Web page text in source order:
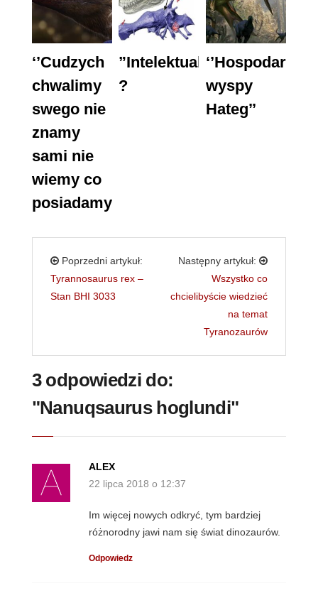
‘’Cudzych
chwalimy
swego nie
znamy
sami nie
wiemy co
posiadamy’’
”Intelektualiści”
?
‘’Hospodar
wyspy
Hateg’’
Poprzedni artykuł:
Tyrannosaurus rex –
Stan BHI 3033
Następny artykuł:
Wszystko co
chcielibyście wiedzieć
na temat
Tyranozaurów
3 odpowiedzi do:
"Nanuqsaurus hoglundi"
ALEX
22 lipca 2018 o 12:37
Im więcej nowych odkryć, tym bardziej
różnorodny jawi nam się świat dinozaurów.
Odpowiedz